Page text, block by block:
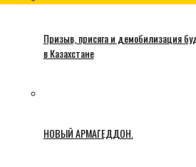
Призыв, присяга и демобилизация
в Казахстане
НОВЫЙ АРМАГЕДДОН.